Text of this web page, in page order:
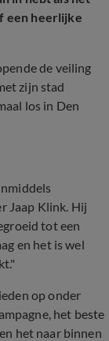
een heerlijke
de veiling
zijn stad
los in Den
Jaap Klink. Hij
tot een
en het is wel
op onder
het beste
het naar binnen